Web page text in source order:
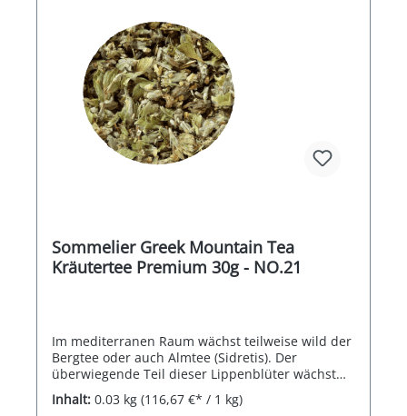
Sommelier Greek Mountain Tea
Kräutertee Premium 30g - NO.21
Im mediterranen Raum wächst teilweise wild der
Bergtee oder auch Almtee (Sidretis). Der
überwiegende Teil dieser Lippenblüter wächst
wild, einige wenige Sorten werden aber auch
kultiviert. Reich an ätherischen Ölen, duften
Inhalt: 0.03 kg (116,67 €* / 1 kg)